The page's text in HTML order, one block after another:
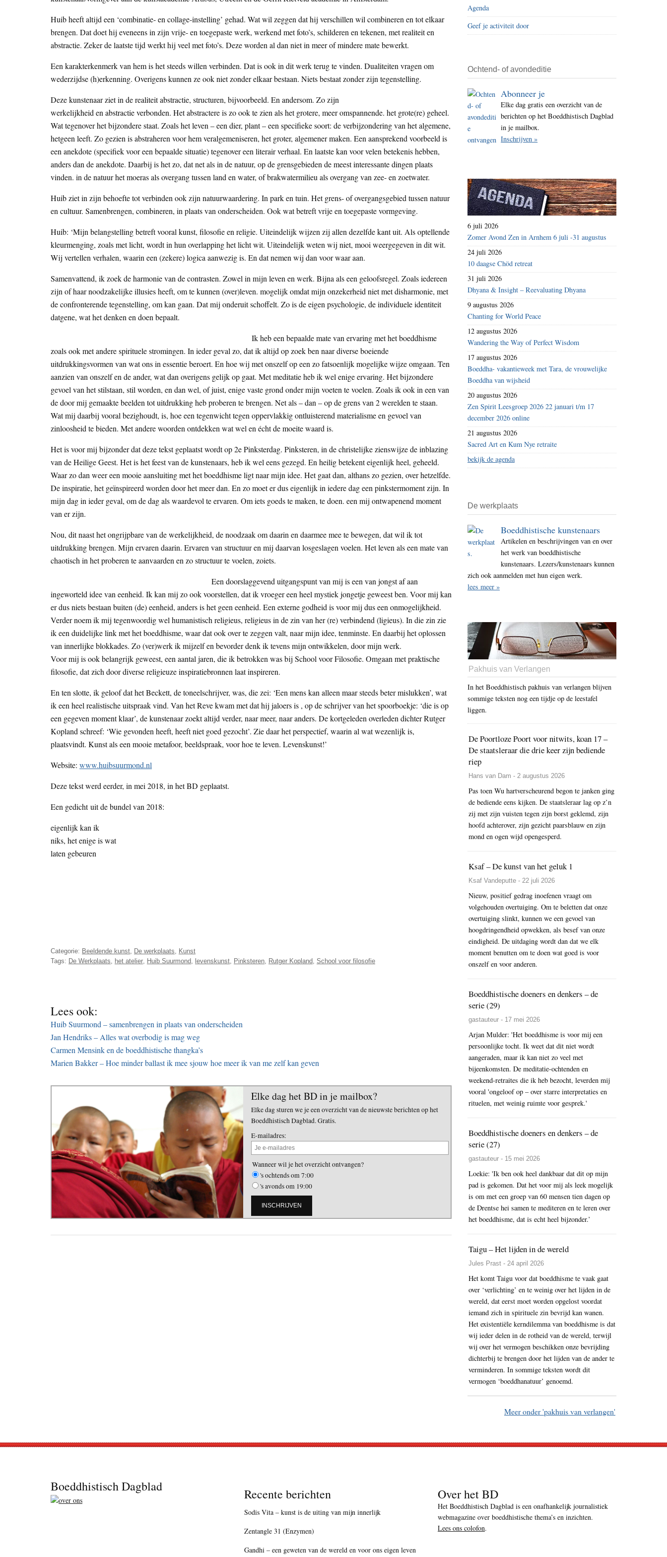
i
t
e
Huib heeft altijd een ‘combinatie- en collage-instelling’ gehad. Wat wil zeggen dat hij verschillen wil combineren en tot elkaar
brengen. Dat doet hij eveneens in zijn vrije- en toegepaste werk, werkend met foto’s, schilderen en tekenen, met realiteit en
abstractie. Zeker de laatste tijd werkt hij veel met foto’s. Deze worden al dan niet in meer of mindere mate bewerkt.
Een karakterkenmerk van hem is het steeds willen verbinden. Dat is ook in dit werk terug te vinden. Dualiteiten vragen om
wederzijdse (h)erkenning. Overigens kunnen ze ook niet zonder elkaar bestaan. Niets bestaat zonder zijn tegenstelling.
Deze kunstenaar ziet in de realiteit abstractie, structuren, bijvoorbeeld. En andersom. Zo zijn
werkelijkheid en abstractie verbonden. Het abstractere is zo ook te zien als het grotere, meer omspannende. het grote(re) geheel.
Wat tegenover het bijzondere staat. Zoals het leven – een dier, plant – een specifieke soort: de verbijzondering van het algemene,
hetgeen leeft. Zo gezien is abstraheren voor hem veralgemeniseren, het groter, algemener maken. Een aansprekend voorbeeld is
een anekdote (specifiek voor een bepaalde situatie) tegenover een literair verhaal. En laatste kan voor velen betekenis hebben,
anders dan de anekdote. Daarbij is het zo, dat net als in de natuur, op de grensgebieden de meest interessante dingen plaats
vinden. in de natuur het moeras als overgang tussen land en water, of brakwatermilieu als overgang van zee- en zoetwater.
Huib ziet in zijn behoefte tot verbinden ook zijn natuurwaardering. In park en tuin. Het grens- of overgangsgebied tussen natuur
en cultuur. Samenbrengen, combineren, in plaats van onderscheiden. Ook wat betreft vrije en toegepaste vormgeving.
Huib: ‘Mijn belangstelling betreft vooral kunst, filosofie en religie. Uiteindelijk wijzen zij allen dezelfde kant uit. Als optellende
kleurmenging, zoals met licht, wordt in hun overlapping het licht wit. Uiteindelijk weten wij niet, mooi weergegeven in dit wit.
Wij vertellen verhalen, waarin een (zekere) logica aanwezig is. En dat nemen wij dan voor waar aan.
Samenvattend, ik zoek de harmonie van de contrasten. Zowel in mijn leven en werk. Bijna als een geloofsregel. Zoals iedereen
zijn of haar noodzakelijke illusies heeft, om te kunnen (over)leven. mogelijk omdat mijn onzekerheid niet met disharmonie, met
de confronterende tegenstelling, om kan gaan. Dat mij onderuit schoffelt. Zo is de eigen psychologie, de individuele identiteit
datgene, wat het denken en doen bepaalt.
Ik heb een bepaalde mate van ervaring met het boeddhisme
zoals ook met andere spirituele stromingen. In ieder geval zo, dat ik altijd op zoek ben naar diverse boeiende
uitdrukkingsvormen van wat ons in essentie beroert. En hoe wij met onszelf op een zo fatsoenlijk mogelijke wijze omgaan. Ten
aanzien van onszelf en de ander, wat dan overigens gelijk op gaat. Met meditatie heb ik wel enige ervaring. Het bijzondere
gevoel van het stilstaan, stil worden, en dan wel, of juist, enige vaste grond onder mijn voeten te voelen. Zoals ik ook in een van
de door mij gemaakte beelden tot uitdrukking heb proberen te brengen. Net als – dan – op de grens van 2 werelden te staan.
Wat mij daarbij vooral bezighoudt, is, hoe een tegenwicht tegen oppervlakkig ontluisterend materialisme en gevoel van
zinloosheid te bieden. Met andere woorden ontdekken wat wel en écht de moeite waard is.
Het is voor mij bijzonder dat deze tekst geplaatst wordt op 2e Pinksterdag. Pinksteren, in de christelijke zienswijze de inblazing
van de Heilige Geest. Het is het feest van de kunstenaars, heb ik wel eens gezegd. En heilig betekent eigenlijk heel, geheeld.
Waar zo dan weer een mooie aansluiting met het boeddhisme ligt naar mijn idee. Het gaat dan, althans zo gezien, over hetzelfde.
De inspiratie, het geïnspireerd worden door het meer dan. En zo moet er dus eigenlijk in iedere dag een pinkstermoment zijn. In
mijn dag in ieder geval, om de dag als waardevol te ervaren. Om iets goeds te maken, te doen. een mij ontwapenend moment
van er zijn.
Nou, dit naast het ongrijpbare van de werkelijkheid, de noodzaak om daarin en daarmee mee te bewegen, dat wil ik tot
uitdrukking brengen. Mijn ervaren daarin. Ervaren van structuur en mij daarvan losgeslagen voelen. Het leven als een mate van
chaotisch in het proberen te aanvaarden en zo structuur te voelen, zoiets.
Een doorslaggevend uitgangspunt van mij is een van jongst af aan
ingeworteld idee van eenheid. Ik kan mij zo ook voorstellen, dat ik vroeger een heel mystiek jongetje geweest ben. Voor mij kan
er dus niets bestaan buiten (de) eenheid, anders is het geen eenheid. Een externe godheid is voor mij dus een onmogelijkheid.
Verder noem ik mij tegenwoordig wel humanistisch religieus, religieus in de zin van her (re) verbindend (ligieus). In die zin zie
ik een duidelijke link met het boeddhisme, waar dat ook over te zeggen valt, naar mijn idee, tenminste. En daarbij het oplossen
van innerlijke blokkades. Zo (ver)werk ik mijzelf en bevorder denk ik tevens mijn ontwikkelen, door mijn werk.
Voor mij is ook belangrijk geweest, een aantal jaren, die ik betrokken was bij School voor Filosofie. Omgaan met praktische
filosofie, dat zich door diverse religieuze inspiratiebronnen laat inspireren.
En ten slotte, ik geloof dat het Beckett, de toneelschrijver, was, die zei: ‘Een mens kan alleen maar steeds beter mislukken’, wat
ik een heel realistische uitspraak vind. Van het Reve kwam met dat hij jaloers is , op de schrijver van het spoorboekje: ‘die is op
een gegeven moment klaar’, de kunstenaar zoekt altijd verder, naar meer, naar anders. De kortgeleden overleden dichter Rutger
Kopland schreef: ‘Wie gevonden heeft, heeft niet goed gezocht’. Zie daar het perspectief, waarin al wat wezenlijk is,
plaatsvindt. Kunst als een mooie metafoor, beeldspraak, voor hoe te leven. Levenskunst!’
Website: www.huibsuurmond.nl
Deze tekst werd eerder, in mei 2018, in het BD geplaatst.
Een gedicht uit de bundel van 2018:
eigenlijk kan ik
niks, het enige is wat
laten gebeuren
Categorie: Beeldende kunst, De werkplaats, Kunst
Tags: De Werkplaats, het atelier, Huib Suurmond, levenskunst, Pinksteren, Rutger Kopland, School voor filosofie
Lees ook:
Huib Suurmond – samenbrengen in plaats van onderscheiden
Jan Hendriks – Alles wat overbodig is mag weg
Carmen Mensink en de boeddhistische thangka’s
Marien Bakker – Hoe minder ballast ik mee sjouw hoe meer ik van me zelf kan geven
Elke dag het BD in je mailbox?
Elke dag sturen we je een overzicht van de nieuwste berichten op het
Boeddhistisch Dagblad. Gratis.
E-mailadres:
Wanneer wil je het overzicht ontvangen?
's ochtends om 7:00
's avonds om 19:00
Agenda
Geef je activiteit door
Ochtend- of avondeditie
Abonneer je
Elke dag gratis een overzicht van de
berichten op het Boeddhistisch Dagblad
in je mailbox.
Inschrijven »
6 juli 2026
Zomer Avond Zen in Arnhem 6 juli -31 augustus
24 juli 2026
10 daagse Chöd retreat
31 juli 2026
Dhyana & Insight – Reevaluating Dhyana
9 augustus 2026
Chanting for World Peace
12 augustus 2026
Wandering the Way of Perfect Wisdom
17 augustus 2026
Boeddha- vakantieweek met Tara, de vrouwelijke
Boeddha van wijsheid
20 augustus 2026
Zen Spirit Leesgroep 2026 22 januari t/m 17
december 2026 online
21 augustus 2026
Sacred Art en Kum Nye retraite
bekijk de agenda
De werkplaats
Boeddhistische kunstenaars
Artikelen en beschrijvingen van en over
het werk van boeddhistische
kunstenaars. Lezers/kunstenaars kunnen
zich ook aanmelden met hun eigen werk.
lees meer »
Pakhuis van Verlangen
In het Boeddhistisch pakhuis van verlangen blijven
sommige teksten nog een tijdje op de leestafel
liggen.
De Poortloze Poort voor nitwits, koan 17 –
De staatsleraar die drie keer zijn bediende
riep
Hans van Dam - 2 augustus 2026
Pas toen Wu hartverscheurend begon te janken ging
de bediende eens kijken. De staatsleraar lag op z’n
zij met zijn vuisten tegen zijn borst geklemd, zijn
hoofd achterover, zijn gezicht paarsblauw en zijn
mond en ogen wijd opengesperd.
Ksaf – De kunst van het geluk 1
Ksaf Vandeputte - 22 juli 2026
Nieuw, positief gedrag inoefenen vraagt om
volgehouden overtuiging. Om te beletten dat onze
overtuiging slinkt, kunnen we een gevoel van
hoogdringendheid opwekken, als besef van onze
eindigheid. De uitdaging wordt dan dat we elk
moment benutten om te doen wat goed is voor
onszelf en voor anderen.
Boeddhistische doeners en denkers – de
serie (29)
gastauteur - 17 mei 2026
Arjan Mulder: 'Het boeddhisme is voor mij een
persoonlijke tocht. Ik weet dat dit niet wordt
aangeraden, maar ik kan niet zo veel met
bijeenkomsten. De meditatie-ochtenden en
weekend-retraites die ik heb bezocht, leverden mij
vooral 'ongeloof op – over starre interpretaties en
rituelen, met weinig ruimte voor gesprek.'
Boeddhistische doeners en denkers – de
serie (27)
gastauteur - 15 mei 2026
Loekie: 'Ik ben ook heel dankbaar dat dit op mijn
pad is gekomen. Dat het voor mij als leek mogelijk
is om met een groep van 60 mensen tien dagen op
de Drentse hei samen te mediteren en te leren over
het boeddhisme, dat is echt heel bijzonder.’
Taigu – Het lijden in de wereld
Jules Prast - 24 april 2026
Het komt Taigu voor dat boeddhisme te vaak gaat
over ‘verlichting’ en te weinig over het lijden in de
wereld, dat eerst moet worden opgelost voordat
iemand zich in spirituele zin bevrijd kan wanen.
Het existentiële kerndilemma van boeddhisme is dat
wij ieder delen in de rotheid van de wereld, terwijl
wij over het vermogen beschikken onze bevrijding
dichterbij te brengen door het lijden van de ander te
verminderen. In sommige teksten wordt dit
vermogen ‘boeddhanatuur’ genoemd.
Meer onder 'pakhuis van verlangen'
Boeddhistisch Dagblad Recente berichten
Sodis Vita – kunst is de uiting van mijn innerlijk
Zentangle 31 (Enzymen)
Gandhi – een geweten van de wereld en voor ons eigen leven
Over het BD
Het Boeddhistisch Dagblad is een onafhankelijk journalistiek
webmagazine over boeddhistische thema’s en inzichten.
Lees ons colofon.